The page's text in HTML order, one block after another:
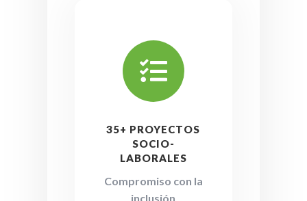

35+ PROYECTOS
SOCIO-
LABORALES
Compromiso con la
inclusión